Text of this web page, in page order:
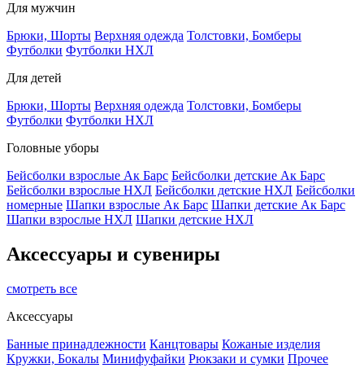
Для мужчин
Брюки, Шорты Верхняя одежда Толстовки, Бомберы
Футболки Футболки НХЛ
Для детей
Брюки, Шорты Верхняя одежда Толстовки, Бомберы
Футболки Футболки НХЛ
Головные уборы
Бейсболки взрослые Ак Барс Бейсболки детские Ак Барс
Бейсболки взрослые НХЛ Бейсболки детские НХЛ Бейсболки
номерные Шапки взрослые Ак Барс Шапки детские Ак Барс
Шапки взрослые НХЛ Шапки детские НХЛ
Аксессуары и сувениры
смотреть все
Аксессуары
Банные принадлежности Канцтовары Кожаные изделия
Кружки, Бокалы Минифуфайки Рюкзаки и сумки Прочее